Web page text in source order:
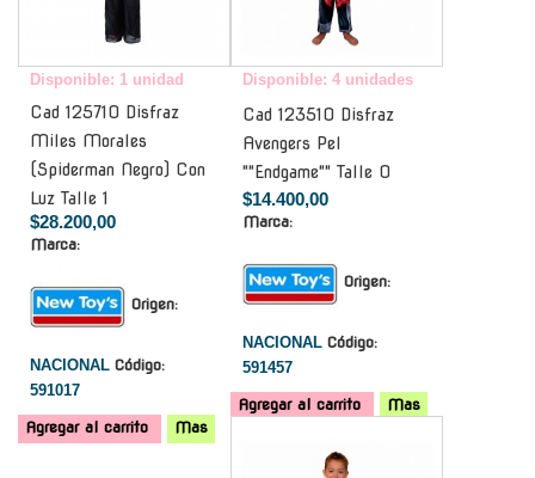
Disponible: 1 unidad
Cad 125710 Disfraz
Miles Morales
(Spiderman Negro) Con
Luz Talle 1
$28.200,00
Marca:
Origen:
NACIONAL Código:
591017
Agregar al carrito Mas
Disponible: 4 unidades
Cad 123510 Disfraz
Avengers Pel
""Endgame"" Talle 0
$14.400,00
Marca:
Origen:
NACIONAL Código:
591457
Agregar al carrito
Mas